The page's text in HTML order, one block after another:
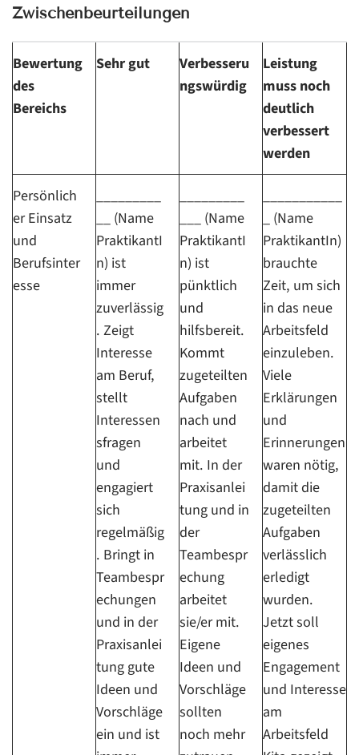
Zwischenbeurteilungen
Bewertung
des
Bereichs
Sehr gut
Verbesseru
ngswürdig
Leistung
muss noch
deutlich
verbessert
werden
Persönlich
er Einsatz
und
Berufsinter
esse
_________
__ (Name
PraktikantI
n) ist
immer
zuverlässig
. Zeigt
Interesse
am Beruf,
stellt
Interessen
sfragen
und
engagiert
sich
regelmäßig
. Bringt in
Teambespr
echungen
und in der
Praxisanlei
tung gute
Ideen und
Vorschläge
ein und ist
_________
___ (Name
PraktikantI
n) ist
pünktlich
und
hilfsbereit.
Kommt
zugeteilten
Aufgaben
nach und
arbeitet
mit. In der
Praxisanlei
tung und in
der
Teambespr
echung
arbeitet
sie/er mit.
Eigene
Ideen und
Vorschläge
sollten
noch mehr
___________
_ (Name
PraktikantIn)
brauchte
Zeit, um sich
in das neue
Arbeitsfeld
einzuleben.
Viele
Erklärungen
und
Erinnerungen
waren nötig,
damit die
zugeteilten
Aufgaben
verlässlich
erledigt
wurden.
Jetzt soll
eigenes
Engagement
und Interesse
am
Arbeitsfeld